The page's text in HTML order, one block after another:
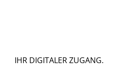
IHR DIGITALER ZUGANG.